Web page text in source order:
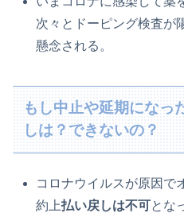
次々とドーピング検査が
懸念される。
もし中止や延期になっ
しは？できないの？
コロナウイルスが原因で
約上払い戻しは不可とな